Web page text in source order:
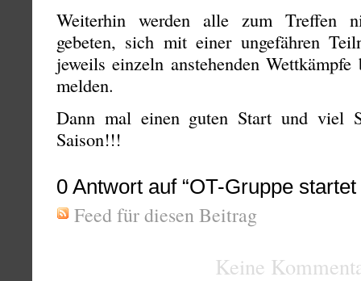
Weiterhin werden alle zum Treffen
gebeten, sich mit einer ungefähren
jeweils einzeln anstehenden
melden.
Dann mal einen guten Start und viel
Saison!!!
0 Antwort auf “OT-Gruppe
Feed für diesen Beitrag
Keine